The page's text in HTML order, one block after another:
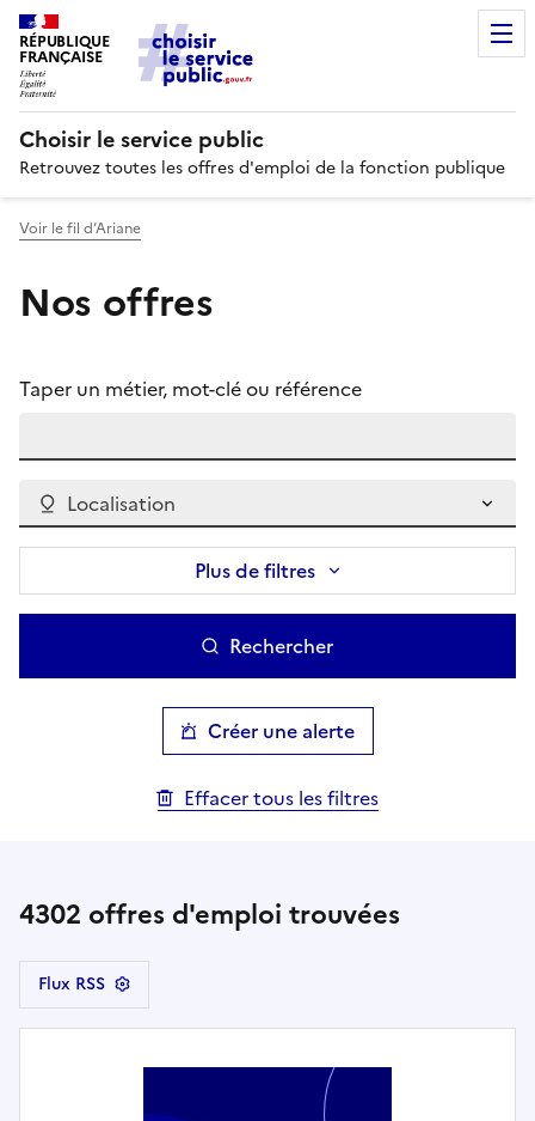
RÉPUBLIQUE
FRANÇAISE
Choisir le service public
Retrouvez toutes les offres d'emploi de la fonction publique
Voir le fil d’Ariane
Nos offres
Taper un métier, mot-clé ou référence
Localisation
Plus de filtres
Rechercher
Créer une alerte
Effacer tous les filtres
4302 offres d'emploi trouvées
Flux RSS